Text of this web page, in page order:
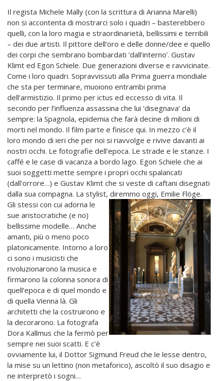
Il regista Michele Mally (con la scrittura di Arianna Marelli)
non si accontenta di mostrarci solo i quadri – basterebbero
quelli, con la loro magia e straordinarietà, bellissimi e terribili
– dei due artisti. Il pittore dell’oro e delle donne/dee e quello
dei corpi che sembrano bombardati ‘dall’interno’. Gustav
Klimt ed Egon Schiele. Due generazioni diverse e ravvicinate.
Come i loro quadri. Sopravvissuti alla Prima guerra mondiale
che sta per terminare, muoiono entrambi prima
dell’armistizio. Il primo per ictus ed eccesso di vita. Il
secondo per l’influenza assassina che lui ‘disegnava’ da
sempre: la Spagnola, epidemia che farà decine di milioni di
morti nel mondo. Il film parte e finisce qui. In mezzo c’è il
loro mondo di ieri che per noi si riavvolge e rivive davanti ai
nostri occhi. Le fotografie dell’epoca. Le strade e le stanze. I
caffé e le case di vacanza a bordo lago. Egon Schiele che ai
suoi soggetti mette sempre i propri occhi spalancati
(dall’orrore…) e Gustav Klimt che si veste di caftani disegnati
dalla sua compagna. La stylist, diremmo oggi, Emilie Flöge.
Gli stessi con cui adorna le
sue aristocratiche (e no)
bellissime modelle… Anche
amanti, più o meno poco
platonicamente. Intorno a loro
ci sono i musicisti che
rivoluzionarono la musica e
firmarono la colonna sonora di
quell’epoca e di quel mondo e
di quella Vienna là. Gli
architetti che la costruirono e
la decorarono. La fotografa
Dora Kallmus che la fermò per
sempre nei suoi scatti. E c’è
ovviamente lui, il Dottor Sigmund Freud che le lesse dentro,
la mise su un lettino (non metaforico), ascoltò il suo disagio e
ne interpretò i sogni…